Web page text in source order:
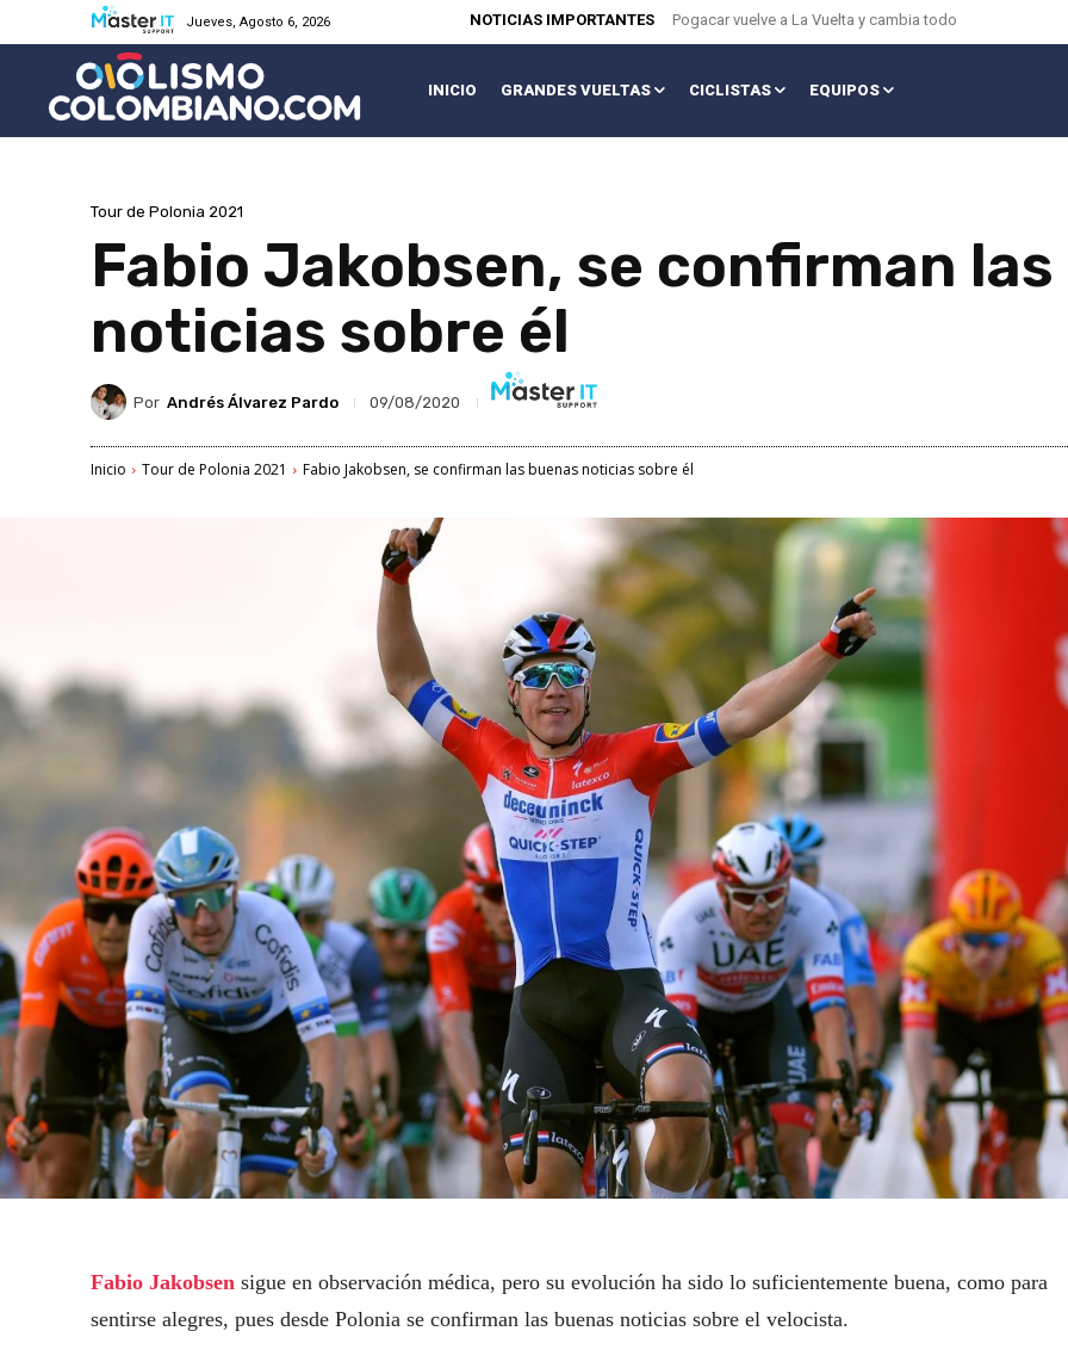
Jueves, Agosto 6, 2026 NOTICIAS IMPORTANTES Pogacar vuelve a La Vuelta y cambia todo
INICIO GRANDES VUELTAS CICLISTAS EQUIPOS
Tour de Polonia 2021
Fabio Jakobsen, se confirman
noticias sobre él
Por Andrés Álvarez Pardo 09/08/2020
Inicio Tour de Polonia 2021 Fabio Jakobsen, se confirman las buenas noticias sobre él
Fabio Jakobsen sigue en observación médica, pero su evolución ha sido lo suficientemente buena, como para
sentirse alegres, pues desde Polonia se confirman las buenas noticias sobre el velocista.